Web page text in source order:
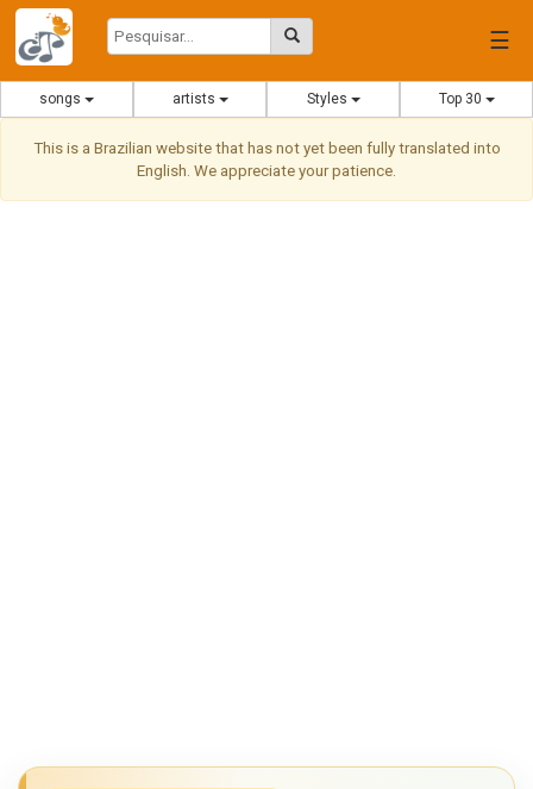
☰
songs artists Styles Top 30
This is a Brazilian website that has not yet been fully translated into
English. We appreciate your patience.